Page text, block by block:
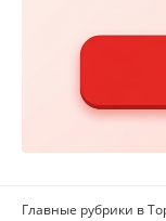
Главные рубрики в